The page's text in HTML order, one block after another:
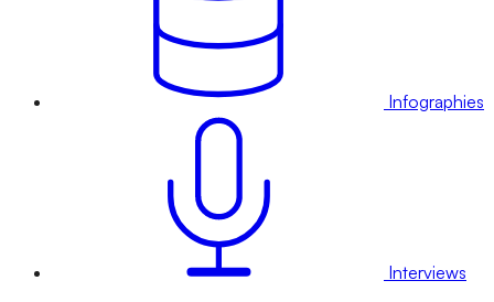
Infographies
Interviews